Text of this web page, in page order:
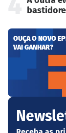
OUÇA O NOVO
VAI GANHAR?